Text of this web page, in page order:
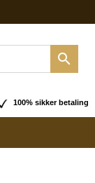

100% sikker betaling